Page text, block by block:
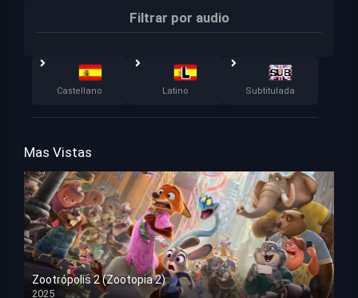
Filtrar por audio
Castellano Latino Subtitulada
Mas Vistas
Zootrópolis 2 (Zootopia 2)
2025